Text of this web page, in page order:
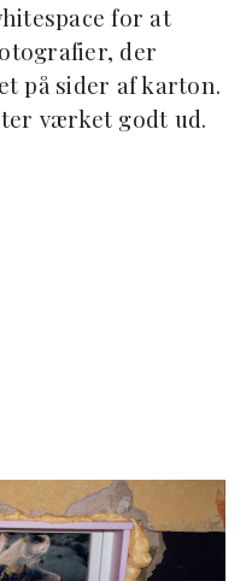
for at
der
på sider af karton.
værket godt ud.